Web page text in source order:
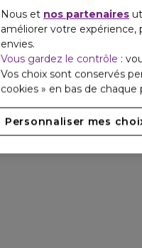
Nous et nos partenaires
améliorer votre expérience,
envies.
Vous gardez le contrôle :
Vos choix sont conservés
cookies » en bas de chaque
Personnaliser mes